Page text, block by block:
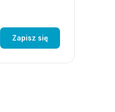
Zapisz się